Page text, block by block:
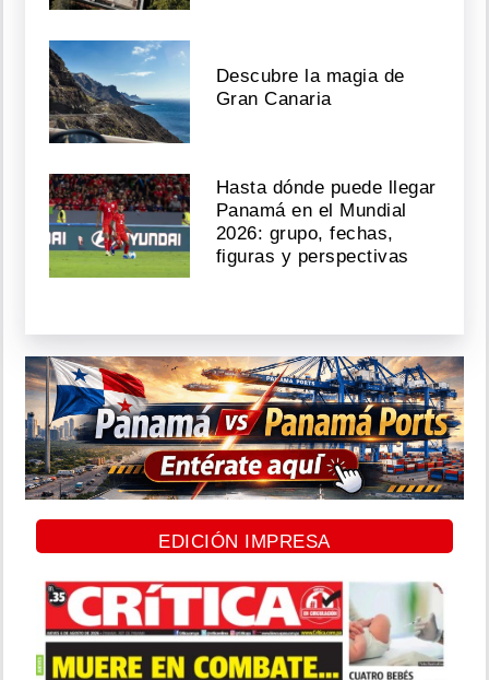
Descubre la magia de
Gran Canaria
Hasta dónde puede llegar
Panamá en el Mundial
2026: grupo, fechas,
figuras y perspectivas
EDICIÓN IMPRESA